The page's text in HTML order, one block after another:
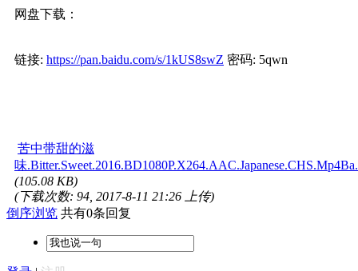
网盘下载：
链接: https://pan.baidu.com/s/1kUS8swZ 密码: 5qwn
苦中带甜的滋
味
(105.08 KB)
(下载次数: 94, 2017-8-11 21:26 上传)
倒序浏览 共有0条回复